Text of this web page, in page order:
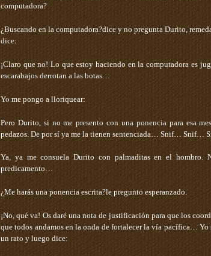
computadora?
¿Buscando en la computadora?­dice y no pregunta Durito,
dice:
¡Claro que no! Lo que estoy haciendo en la computadora es
escarabajos derrotan a las botas…
Yo me pongo a lloriquear:
Pero Durito, si no me presento con una ponencia para esa
pedazos. De por sí ya me la tienen sentenciada… Snif… Snif…
Ya, ya ­me consuela Durito con palmaditas en el hombro­.
predicamento…
¿Me harás una ponencia escrita?­le pregunto esperanzado.
¡No, qué va! Os daré una nota de justificación para que los
que todos andamos en la onda de fortalecer la vía pacífica…
un rato y luego dice: